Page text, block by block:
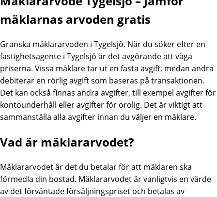
mäklarnas arvoden gratis
Granska mäklararvoden i Tygelsjö. När du söker efter en
fastighetsagente i Tygelsjö är det avgörande att väga
priserna. Vissa mäklare tar ut en fasta avgift, medan andra
debiterar en rörlig avgift som baseras på transaktionen.
Det kan också finnas andra avgifter, till exempel avgifter för
kontounderhåll eller avgifter för orolig. Det är viktigt att
sammanställa alla avgifter innan du väljer en mäklare.
Vad är mäklararvodet?
Mäklararvodet är det du betalar för att mäklaren ska
förmedla din bostad. Mäklararvodet är vanligtvis en värde
av det förväntade försäljningspriset och betalas av